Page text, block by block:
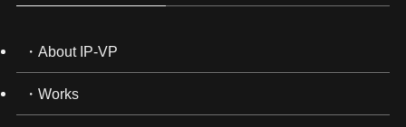
・About IP-VP
・Works